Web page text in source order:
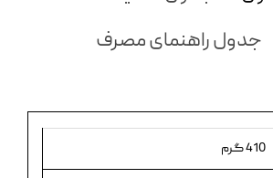
جدول راهنمای مصرف
410 گرم